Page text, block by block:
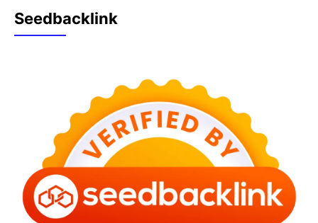
Seedbacklink